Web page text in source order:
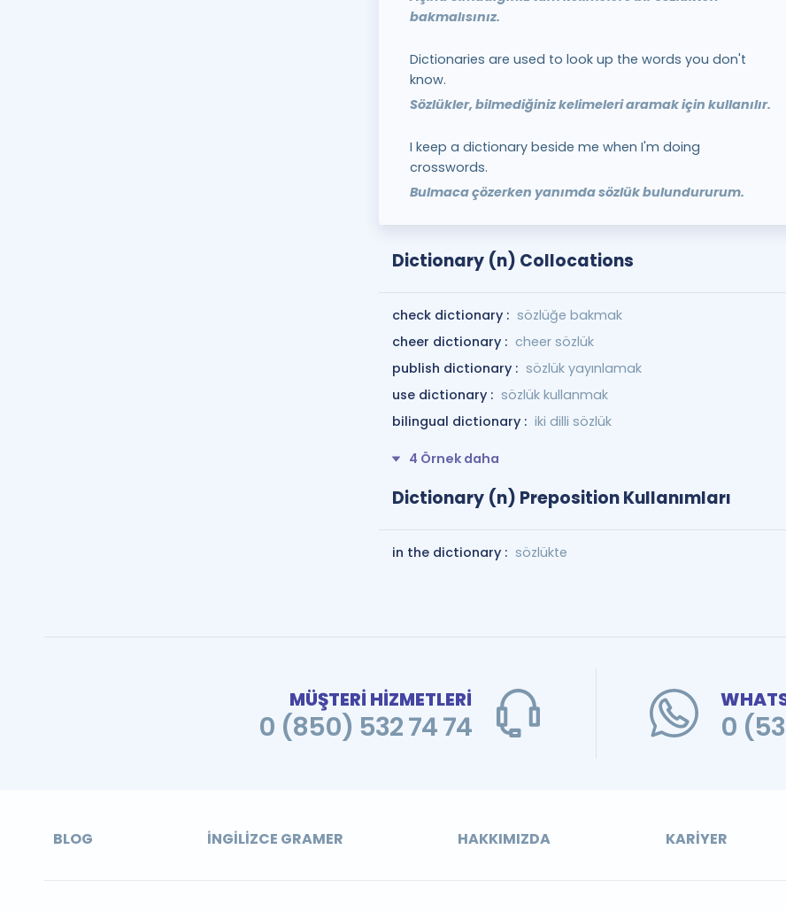
bakmalısınız.
Dictionaries are used to look up the words you don't
know.
Sözlükler, bilmediğiniz kelimeleri aramak için kullanılır.
I keep a dictionary beside me when I'm doing
crosswords.
Bulmaca çözerken yanımda sözlük bulundururum.
Dictionary (n) Collocations
check dictionary : sözlüğe bakmak
cheer dictionary : cheer sözlük
publish dictionary : sözlük yayınlamak
use dictionary : sözlük kullanmak
bilingual dictionary : iki dilli sözlük
4 Örnek daha
Dictionary (n) Preposition Kullanımları
in the dictionary : sözlükte
MÜŞTERİ HİZMETLERİ
0 (850) 532 74 74 0
BLOG İNGILIZCE GRAMER HAKKIMIZDA KARIYER